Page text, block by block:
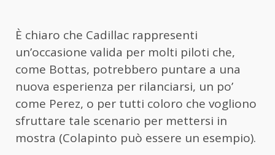
È chiaro che Cadillac rappresenti
un’occasione valida per molti piloti che,
come Bottas, potrebbero puntare a una
nuova esperienza per rilanciarsi, un po’
come Perez, o per tutti coloro che vogliono
sfruttare tale scenario per mettersi in
mostra (Colapinto può essere un esempio).